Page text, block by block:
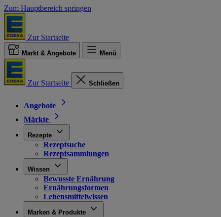
Zum Hauptbereich springen
Zur Startseite
Markt & Angebote Menü
Zur Startseite Schließen
Angebote
Märkte
Rezepte
Rezeptsuche
Rezeptsammlungen
Wissen
Bewusste Ernährung
Ernährungsformen
Lebensmittelwissen
Marken & Produkte